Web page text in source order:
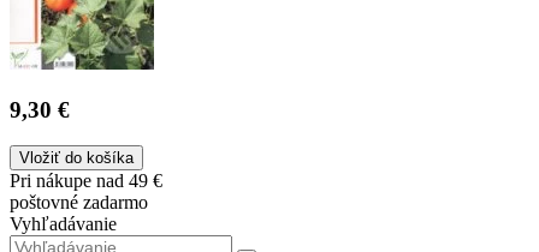
9,30 €
Vložiť do košíka
Pri nákupe nad 49 €
poštovné zadarmo
Vyhľadávanie